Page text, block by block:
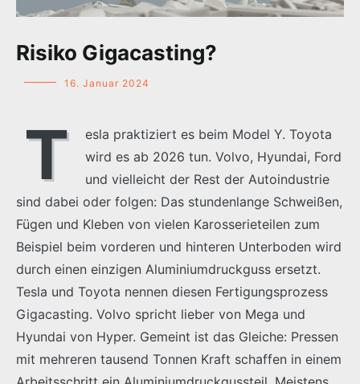
Risiko Gigacasting?
16. Januar 2024
T
esla praktiziert es beim Model Y. Toyota
wird es ab 2026 tun. Volvo, Hyundai, Ford
und vielleicht der Rest der Autoindustrie
sind dabei oder folgen: Das stundenlange Schweißen,
Fügen und Kleben von vielen Karosserieteilen zum
Beispiel beim vorderen und hinteren Unterboden wird
durch einen einzigen Aluminiumdruckguss ersetzt.
Tesla und Toyota nennen diesen Fertigungsprozess
Gigacasting. Volvo spricht lieber von Mega und
Hyundai von Hyper. Gemeint ist das Gleiche: Pressen
mit mehreren tausend Tonnen Kraft schaffen in einem